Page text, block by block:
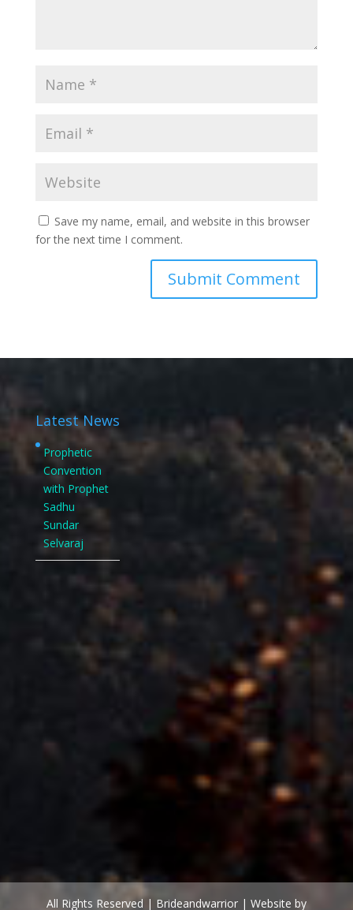
Save my name, email, and website in this browser
for the next time I comment.
Latest News
Prophetic
Convention
with Prophet
Sadhu
Sundar
Selvaraj
All Rights Reserved | Brideandwarrior | Website by